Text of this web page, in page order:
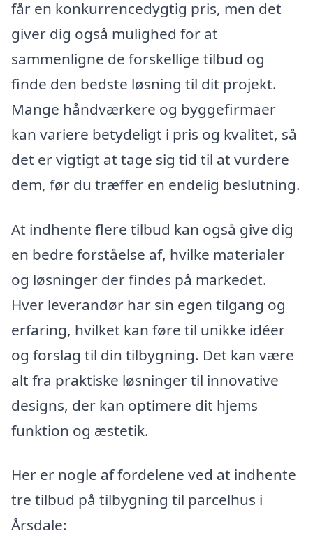
får en konkurrencedygtig pris, men det
giver dig også mulighed for at
sammenligne de forskellige tilbud og
finde den bedste løsning til dit projekt.
Mange håndværkere og byggefirmaer
kan variere betydeligt i pris og kvalitet, så
det er vigtigt at tage sig tid til at vurdere
dem, før du træffer en endelig beslutning.
At indhente flere tilbud kan også give dig
en bedre forståelse af, hvilke materialer
og løsninger der findes på markedet.
Hver leverandør har sin egen tilgang og
erfaring, hvilket kan føre til unikke idéer
og forslag til din tilbygning. Det kan være
alt fra praktiske løsninger til innovative
designs, der kan optimere dit hjems
funktion og æstetik.
Her er nogle af fordelene ved at indhente
tre tilbud på tilbygning til parcelhus i
Årsdale: